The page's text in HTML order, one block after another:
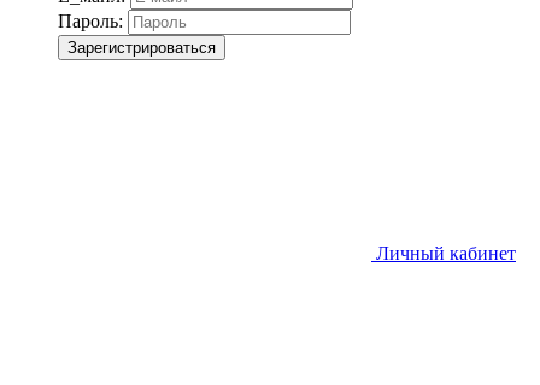
Пароль:
Зарегистрироваться
Личный кабинет